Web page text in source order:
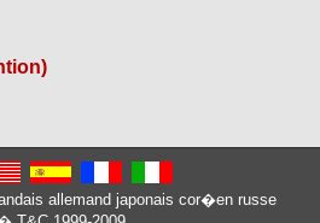
allemand japonais cor�en russe